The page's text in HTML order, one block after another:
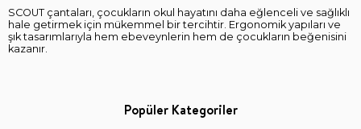
SCOUT çantaları, çocukların okul hayatını daha eğlenceli ve sağlıklı
hale getirmek için mükemmel bir tercihtir. Ergonomik yapıları ve
şık tasarımlarıyla hem ebeveynlerin hem de çocukların beğenisini
kazanır.
Popüler Kategoriler